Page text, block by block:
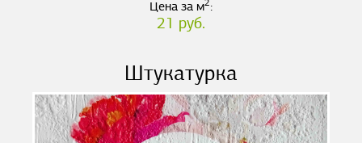
Цена за м2:
21 руб.
Штукатурка